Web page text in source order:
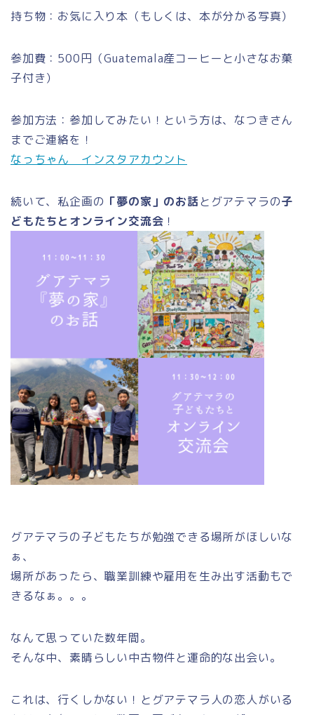
持ち物：お気に入り本（もしくは、本が分かる写真）
参加費：500円（Guatemala産コーヒーと小さなお菓
子付き）
参加方法：参加してみたい！という方は、なつきさん
までご連絡を！
なっちゃん インスタアカウント
続いて、私企画の 「夢の家」のお話とグアテマラの子
どもたちとオンライン交流会 ！
グアテマラの子どもたちが勉強できる場所がほしいな
ぁ、
場所があったら、職業訓練や雇用を生み出す活動もで
きるなぁ。。。
なんて思っていた数年間。
そんな中、素晴らしい中古物件と運命的な出会い。
これは、行くしかない！とグアテマラ人の恋人がいる